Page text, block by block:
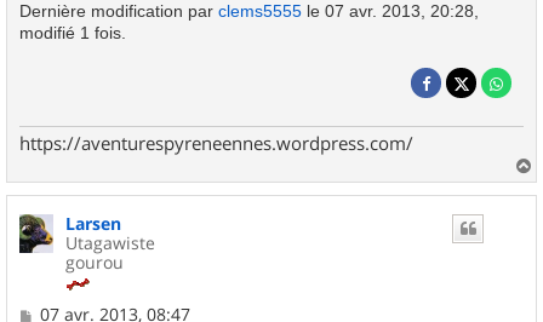
Dernière modification par clems5555 le 07 avr. 2013, 20:28,
modifié 1 fois.
https://aventurespyreneennes.wordpress.com/
a
Larsen
Utagawiste
gourou
M
07 avr. 2013, 08:47